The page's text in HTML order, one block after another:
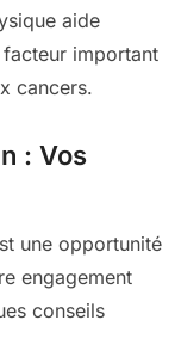
aide
important
cancers.
: Vos
une opportunité
engagement
conseils